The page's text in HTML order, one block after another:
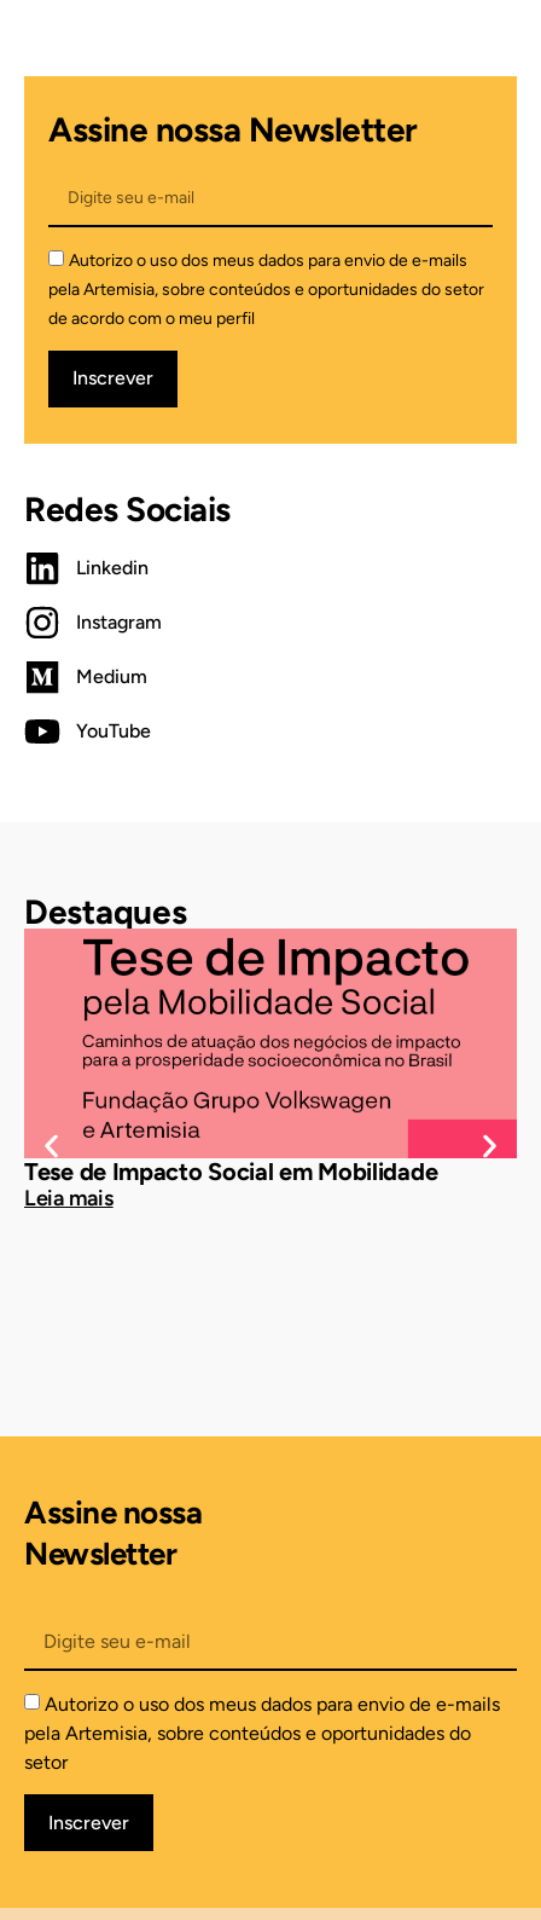
Assine nossa Newsletter
Autorizo o uso dos meus dados para envio de e-mails
pela Artemisia, sobre conteúdos e oportunidades do setor
de acordo com o meu perfil
Inscrever
Redes Sociais
Linkedin
Instagram
Medium
YouTube
Destaques
Tese de Impacto Social em Mobilidade
Leia mais
Assine nossa
Newsletter
Autorizo o uso dos meus dados para envio de e-mails
pela Artemisia, sobre conteúdos e oportunidades do
setor
Inscrever